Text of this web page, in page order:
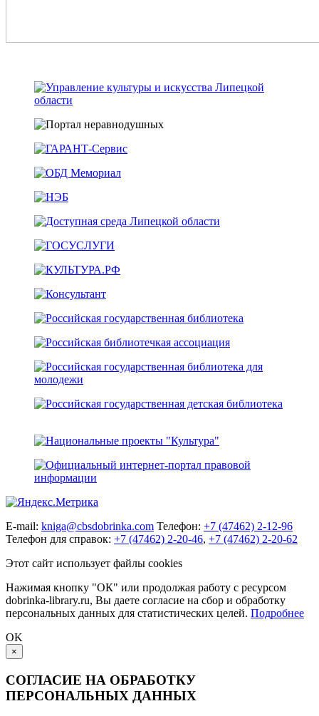
E-mail: kniga@cbsdobrinka.com Телефон: +7 (47462) 2-12-96
Телефон для справок: +7 (47462) 2-20-46, +7 (47462) 2-20-62
Этот сайт использует файлы cookies
Нажимая кнопку "ОК" или продолжая работу с ресурсом
dobrinka-library.ru, Вы даете согласие на сбор и обработку
персональных данных для статистических целей. Подробнее
OK
×
СОГЛАСИЕ НА ОБРАБОТКУ
ПЕРСОНАЛЬНЫХ ДАННЫХ